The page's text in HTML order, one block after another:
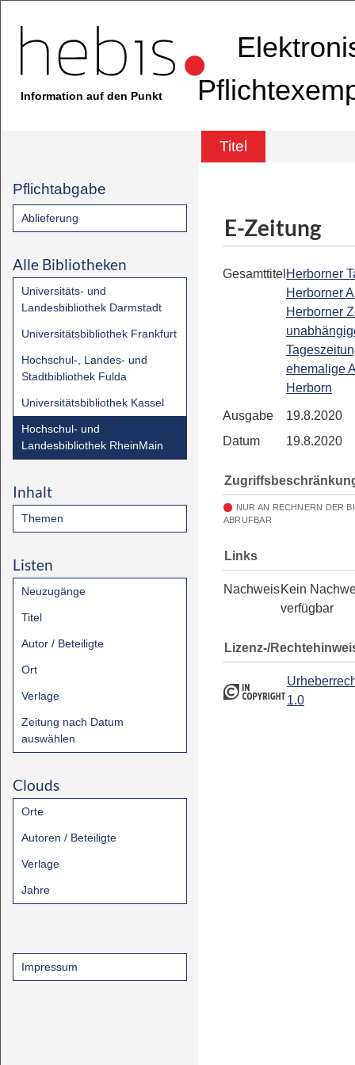
Information auf den Punkt
Titel
Pflichtabgabe
Ablieferung
Alle Bibliotheken
Universitäts- und
Landesbibliothek Darmstadt
Universitätsbibliothek Frankfurt
Hochschul-, Landes- und
Stadtbibliothek Fulda
Universitätsbibliothek Kassel
Hochschul- und
Landesbibliothek RheinMain
Inhalt
Themen
Listen
Neuzugänge
Titel
Autor / Beteiligte
Ort
Verlage
Zeitung nach Datum
auswählen
Clouds
Orte
Autoren / Beteiligte
Verlage
Jahre
Impressum
E-Zeitung
Gesamttitel Herborner
Herborner
Herborner
ehemalige
Herborn
Ausgabe
19.8.2020
Datum
19.8.2020
NUR AN RECHNERN DER
ABRUFBAR
Links
NachweisKein
verfügbar
Lizenz-/
1.0